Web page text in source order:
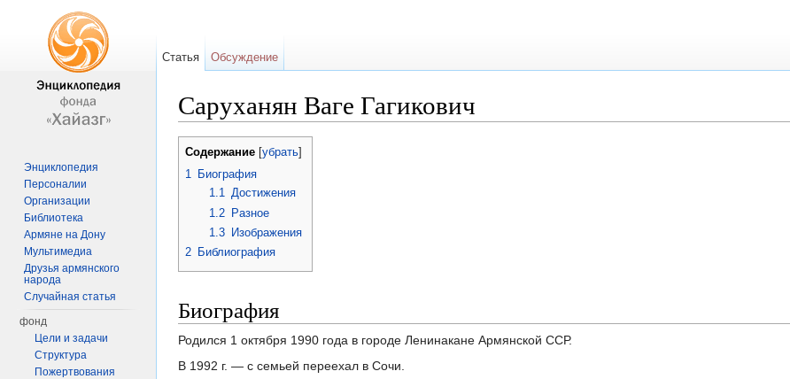
Саруханян Ваге Гагикович
Содержание убрать
1 Биография
1.1 Достижения
1.2
Разное
1.3
Изображения
2 Библиография
Биография
Родился 1 октября 1990 года в городе Ленинакане Армянской ССР.
В 1992 г. — с семьей переехал в Сочи.
Статья Обсуждение
Энциклопедия
Персоналии
Организации
Библиотека
Армяне на Дону
Мультимедиа
Друзья армянского
народа
Случайная статья
фонд
Цели и задачи
Структура
Пожертвования